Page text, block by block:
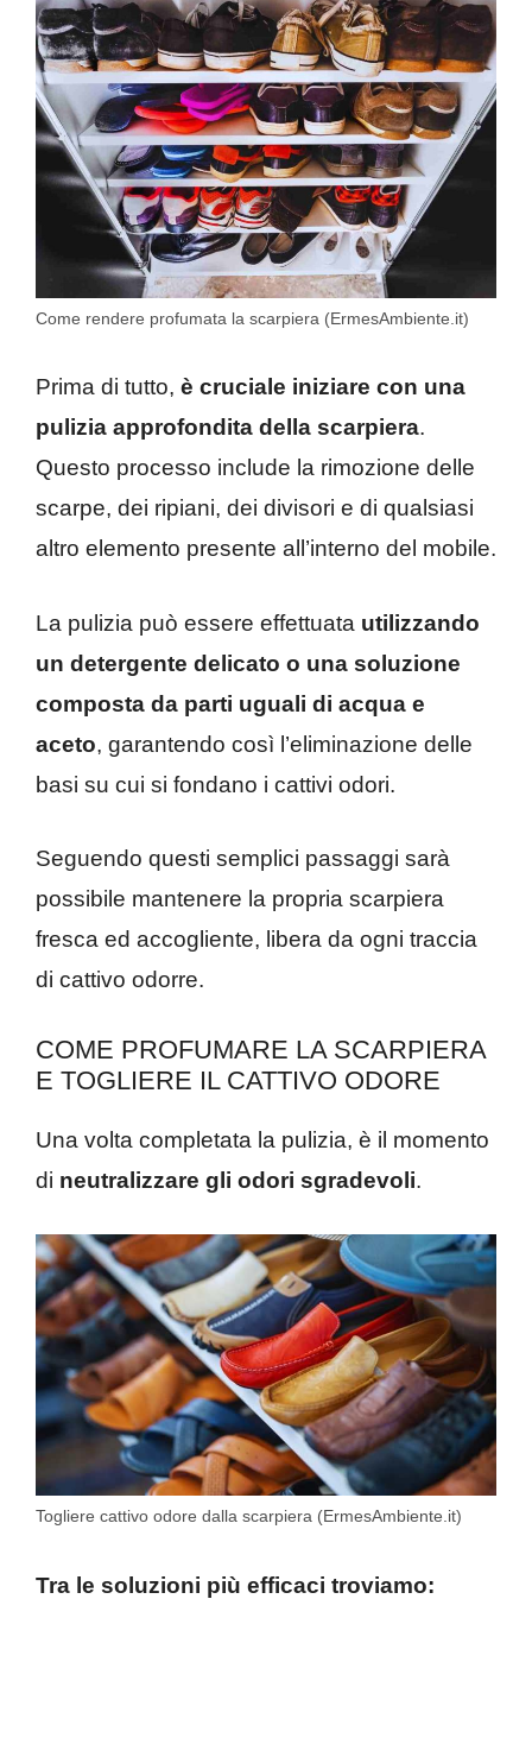
Come rendere profumata la scarpiera (ErmesAmbiente.it)
Prima di tutto, è cruciale iniziare con una
pulizia approfondita della scarpiera.
Questo processo include la rimozione delle
scarpe, dei ripiani, dei divisori e di qualsiasi
altro elemento presente all’interno del mobile.
La pulizia può essere effettuata utilizzando
un detergente delicato o una soluzione
composta da parti uguali di acqua e
aceto, garantendo così l’eliminazione delle
basi su cui si fondano i cattivi odori.
Seguendo questi semplici passaggi sarà
possibile mantenere la propria scarpiera
fresca ed accogliente, libera da ogni traccia
di cattivo odorre.
COME PROFUMARE LA SCARPIERA
E TOGLIERE IL CATTIVO ODORE
Una volta completata la pulizia, è il momento
di neutralizzare gli odori sgradevoli.
Togliere cattivo odore dalla scarpiera (ErmesAmbiente.it)
Tra le soluzioni più efficaci troviamo: